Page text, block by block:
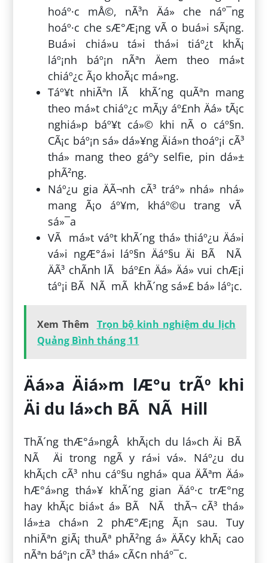
hoáº·c mÅ©, nÃ³n Äá» che náº¯ng
hoáº·c che sÆ°Æ¡ng vÃ o buá»i sÃ¡ng.
Buá»i chiá»u tá»i thá»i tiáº¿t khÃ¡
láº¡nh báº¡n nÃªn Äem theo má»t
chiáº¿c Ã¡o khoÃ¡c má»ng.
Táº¥t nhiÃªn lÃ khÃ´ng quÃªn mang
theo má»t chiáº¿c mÃ¡y áº£nh Äá» tÃ¡c
nghiá»p báº¥t cá»© khi nÃ o cáº§n.
CÃ¡c báº¡n sá»­ dá»¥ng Äiá»n thoáº¡i cÃ³
thá» mang theo gáº­y selfie, pin dá»±
phÃ²ng.
Náº¿u gia ÄÃ¬nh cÃ³ tráº» nhá» nhá»
mang Ã¡o áº¥m, kháº©u trang vÃ
sá»¯a
VÃ má»t váº­t khÃ´ng thá» thiáº¿u Äá»i
vá»i ngÆ°á»i láº§n Äáº§u Äi BÃ NÃ
ÄÃ³ chÃ­nh lÃ báº£n Äá» Äá» vui chÆ¡i
táº¡i BÃ NÃ mÃ khÃ´ng sá»£ bá» láº¡c.
Xem Thêm
Trọn bộ kinh nghiệm du lịch
Quảng Bình tháng 11
Äá»a Äiá»m lÆ°u trÃº khi
Äi du lá»ch BÃ NÃ Hill
ThÃ´ng thÆ°á»ngÂ khÃ¡ch du lá»ch Äi BÃ
NÃ Äi trong ngÃ y rá»i vá». Náº¿u du
khÃ¡ch cÃ³ nhu cáº§u nghá» qua ÄÃªm Äá»
hÆ°á»ng thá»¥ khÃ´ng gian Äáº·c trÆ°ng
hay khÃ¡c biá»t á» BÃ NÃ thÃ¬ cÃ³ thá»
lá»±a chá»n 2 phÆ°Æ¡ng Ã¡n sau. Tuy
nhiÃªn giÃ¡ thuÃª phÃ²ng á» ÄÃ¢y khÃ¡ cao
nÃªn báº¡n cÃ³ thá» cÃ¢n nháº¯c.